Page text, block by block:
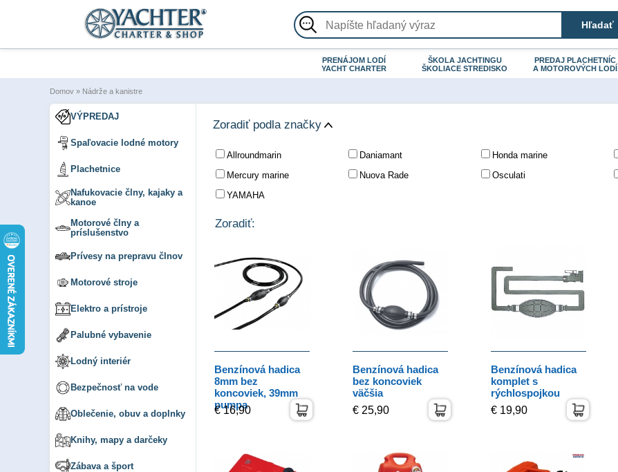
PRENÁJOM LODÍ
YACHT CHARTER
ŠKOLA JACHTINGU
ŠKOLIACE STREDISKO
PREDAJ PLACHETNÍC
A MOTOROVÝCH LODÍ
Domov » Nádrže a kanistre
VÝPREDAJ
Spaľovacie lodné motory
Plachetnice
Nafukovacie člny, kajaky a
kanoe
Motorové člny a
príslušenstvo
Prívesy na prepravu člnov
Motorové stroje
Elektro a prístroje
Palubné vybavenie
Lodný interiér
Bezpečnosť na vode
Oblečenie, obuv a doplnky
Knihy, mapy a darčeky
Zábava a šport
Zoradiť podla značky
Allroundmarin Daniamant Honda marine
Mercury marine
Nuova Rade Osculati
YAMAHA
Zoradiť:
Benzínová hadica
8mm bez
koncoviek, 39mm
pumpa
€ 16,90
Benzínová hadica
bez koncoviek
väčšia
€ 25,90
Benzínová hadica
komplet s
rýchlospojkou
€ 19,90